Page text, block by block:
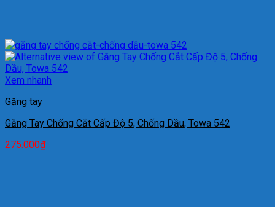
Xem nhanh
Găng tay
Găng Tay Chống Cắt Cấp Độ 5, Chống Dầu, Towa 542
275.000₫